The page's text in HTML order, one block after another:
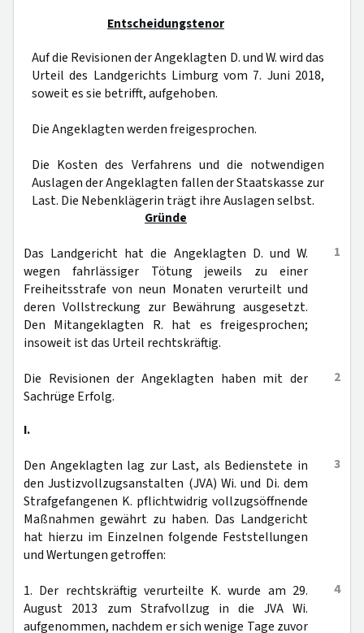
Entscheidungstenor
Auf die Revisionen der Angeklagten D. und W. wird das
Urteil des Landgerichts Limburg vom 7. Juni 2018,
soweit es sie betrifft, aufgehoben.
Die Angeklagten werden freigesprochen.
Die Kosten des Verfahrens und die notwendigen
Auslagen der Angeklagten fallen der Staatskasse zur
Last. Die Nebenklägerin trägt ihre Auslagen selbst.
Gründe
1
Das Landgericht hat die Angeklagten D. und W.
wegen fahrlässiger Tötung jeweils zu einer
Freiheitsstrafe von neun Monaten verurteilt und
deren Vollstreckung zur Bewährung ausgesetzt.
Den Mitangeklagten R. hat es freigesprochen;
insoweit ist das Urteil rechtskräftig.
2
Die Revisionen der Angeklagten haben mit der
Sachrüge Erfolg.
I.
3
Den Angeklagten lag zur Last, als Bedienstete in
den Justizvollzugsanstalten (JVA) Wi. und Di. dem
Strafgefangenen K. pflichtwidrig vollzugsöffnende
Maßnahmen gewährt zu haben. Das Landgericht
hat hierzu im Einzelnen folgende Feststellungen
und Wertungen getroffen:
4
1. Der rechtskräftig verurteilte K. wurde am 29.
August 2013 zum Strafvollzug in die JVA Wi.
aufgenommen, nachdem er sich wenige Tage zuvor